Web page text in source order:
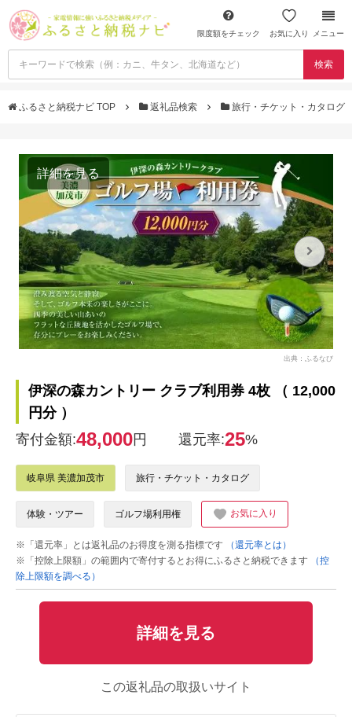
限度額をチェック お気に入り メニュー
検索
ふるさと納税ナビ TOP 返礼品検索 旅行・チケット・カタログ
詳細を見る
出典：ふるなび
伊深の森カントリー クラブ利用券 4枚 （ 12,000
円分 ）
寄付金額:48,000円 還元率:25%
岐阜県 美濃加茂市 旅行・チケット・カタログ
体験・ツアー ゴルフ場利用権 お気に入り
※「還元率」とは返礼品のお得度を測る指標です
（還元率とは）
※「控除上限額」の範囲内で寄付するとお得にふるさと納税できます
（控
除上限額を調べる）
詳細を見る
この返礼品の取扱いサイト